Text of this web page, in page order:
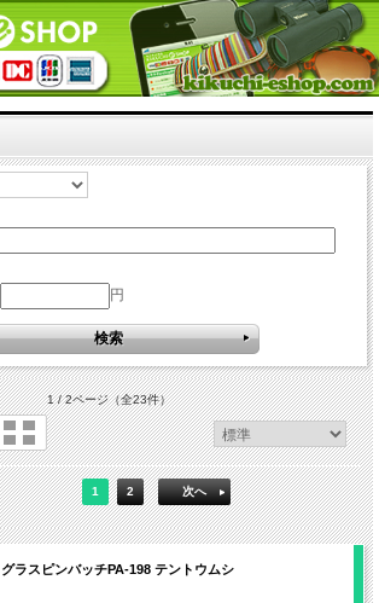
円
1 / 2ページ（全23件）
1 2 次へ
グラスピンバッチPA‐198 テントウムシ